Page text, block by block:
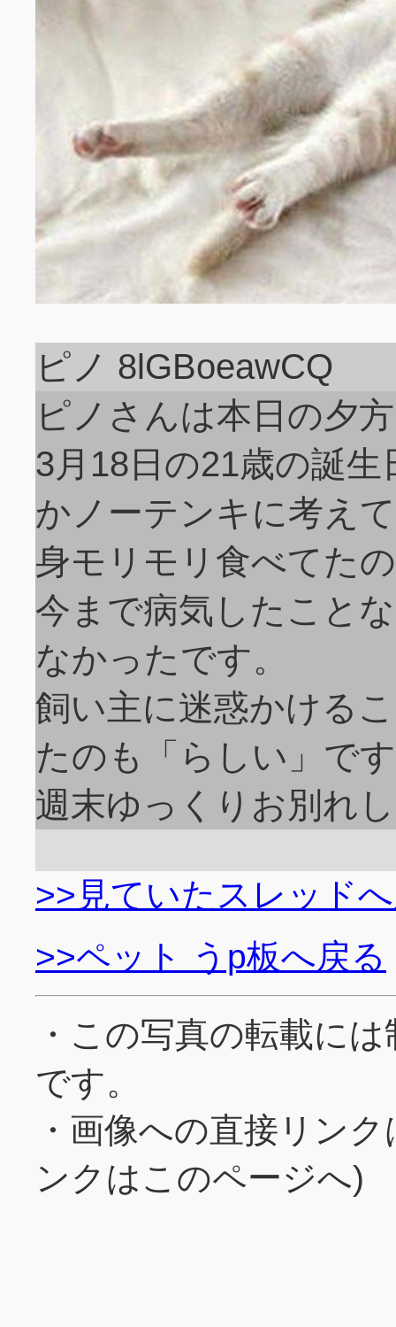
ピノ 8lGBoeawCQ
ピノさんは本日の夕
3月18日の21歳の誕
かノーテンキに考え
身モリモリ食べてた
今まで病気したこと
なかったです。
飼い主に迷惑かける
たのも「らしい」で
週末ゆっくりお別れ
>>見ていたスレッド
>>ペット うp板へ戻る
・この写真の転載に
です。
・画像への直接リン
ンクはこのページへ)